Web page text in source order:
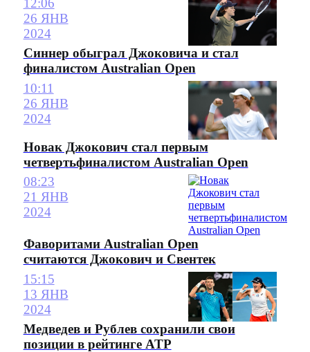
12:06
26 ЯНВ
2024
Синнер обыграл Джоковича и стал
финалистом Australian Open
10:11
26 ЯНВ
2024
Новак Джокович стал первым
четвертьфиналистом Australian Open
08:23
21 ЯНВ
2024
Фаворитами Australian Open
считаются Джокович и Свентек
15:15
13 ЯНВ
2024
Медведев и Рублев сохранили свои
позиции в рейтинге ATP